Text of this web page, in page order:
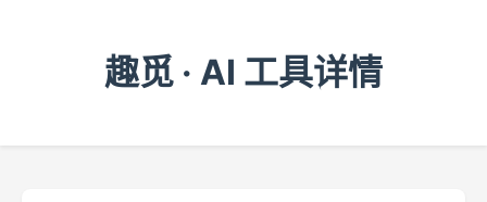
趣觅 · AI 工具详情